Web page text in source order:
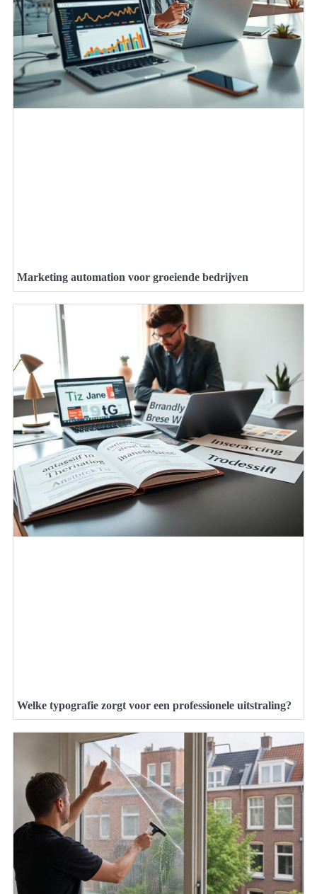
Marketing automation voor groeiende bedrijven
Welke typografie zorgt voor een professionele uitstraling?